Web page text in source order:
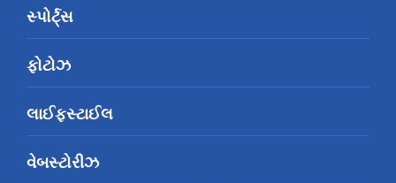
સ્પોર્ટ્સ
ફોટોઝ
લાઈફસ્ટાઈલ
વેબસ્ટોરીઝ